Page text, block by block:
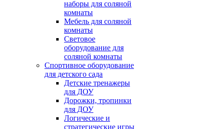
наборы для соляной
комнаты
Мебель для соляной
комнаты
Световое
оборудование для
соляной комнаты
Спортивное оборудование
для детского сада
Детские тренажеры
для ДОУ
Дорожки, тропинки
для ДОУ
Логические и
стратегические игры